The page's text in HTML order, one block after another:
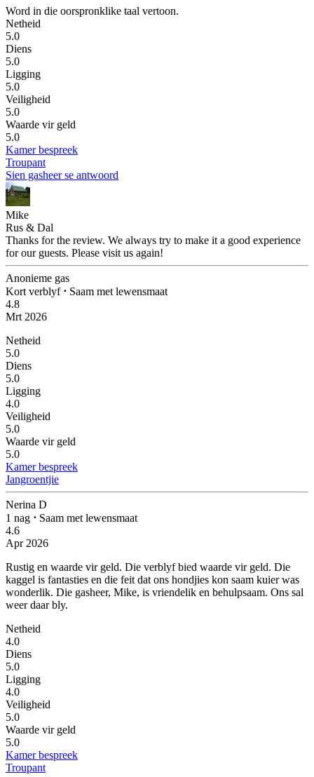
Word in die oorspronklike taal vertoon.
Netheid
5.0
Diens
5.0
Ligging
5.0
Veiligheid
5.0
Waarde vir geld
5.0
Kamer bespreek
Troupant
Sien gasheer se antwoord
Mike
Rus & Dal
Thanks for the review. We always try to make it a good experience
for our guests. Please visit us again!
Anonieme gas
Kort verblyf ⋅ Saam met lewensmaat
4.8
Mrt 2026
Netheid
5.0
Diens
5.0
Ligging
4.0
Veiligheid
5.0
Waarde vir geld
5.0
Kamer bespreek
Jangroentjie
Nerina D
1 nag ⋅ Saam met lewensmaat
4.6
Apr 2026
Rustig en waarde vir geld. Die verblyf bied waarde vir geld. Die
kaggel is fantasties en die feit dat ons hondjies kon saam kuier was
wonderlik. Die gasheer, Mike, is vriendelik en behulpsaam. Ons sal
weer daar bly.
Netheid
4.0
Diens
5.0
Ligging
4.0
Veiligheid
5.0
Waarde vir geld
5.0
Kamer bespreek
Troupant